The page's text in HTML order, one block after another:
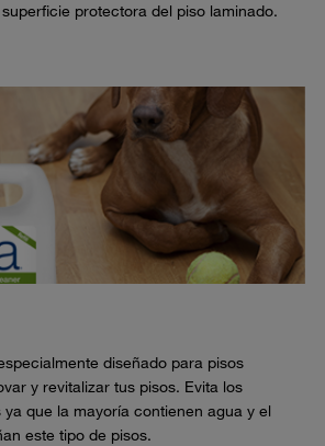
protectora del piso laminado.
diseñado para pisos
y revitalizar tus pisos. Evita los
que la mayoría contienen agua y el
este tipo de pisos.